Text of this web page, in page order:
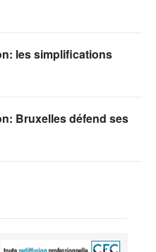
les simplifications
Bruxelles défend ses